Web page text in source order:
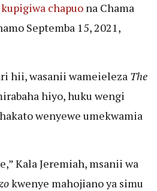
kupigiwa chapuona Chama
Septemba 15, 2021,
hii, wasanii wameieleza The
hiyo, huku wengi
wenyewe umekwamia
Kala Jeremiah, msanii wa
kwenye mahojiano ya simu